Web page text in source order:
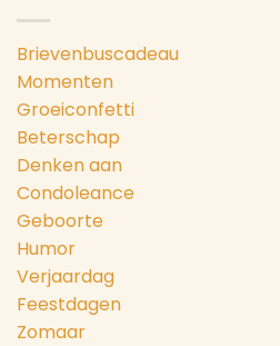
Brievenbuscadeau
Momenten
Groeiconfetti
Beterschap
Denken aan
Condoleance
Geboorte
Humor
Verjaardag
Feestdagen
Zomaar